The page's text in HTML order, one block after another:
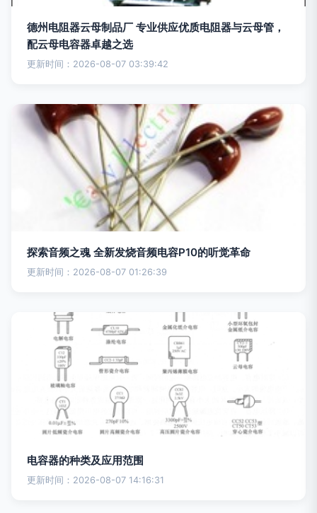
德州电阻器云母制品厂 专业供应优质电阻器与云母管，
配云母电容器卓越之选
更新时间：2026-08-07 03:39:42
探索音频之魂 全新发烧音频电容P10的听觉革命
更新时间：2026-08-07 01:26:39
电容器的种类及应用范围
更新时间：2026-08-07 14:16:31